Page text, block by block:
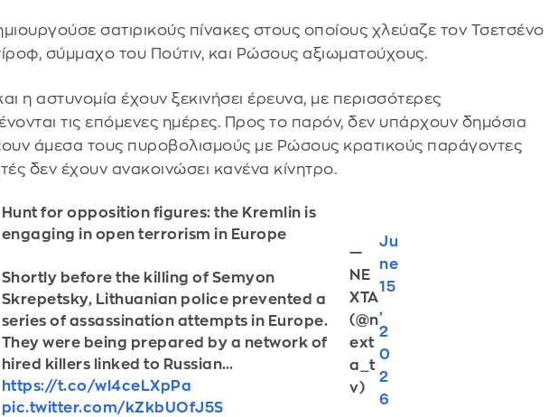
σατιρικούς πίνακες στους οποίους χλεύαζε τον Τσετσένο
σύμμαχο του Πούτιν, και Ρώσους αξιωματούχους.
η αστυνομία έχουν ξεκινήσει έρευνα, με περισσότερες
τις επόμενες ημέρες. Προς το παρόν, δεν υπάρχουν δημόσια
άμεσα τους πυροβολισμούς με Ρώσους κρατικούς παράγοντες
δεν έχουν ανακοινώσει κανένα κίνητρο.
Hunt for opposition figures: the Kremlin is
engaging in open terrorism in Europe
Shortly before the killing of Semyon
Skrepetsky, Lithuanian police prevented a
series of assassination attempts in Europe.
They were being prepared by a network of
hired killers linked to Russian…
https://t.co/wl4ceLXpPa
pic.twitter.com/kZkbUOfJ5S
—
NE
XTA
(@n
ext
a_t
v)
Ju
ne
15
,
2
0
2
6